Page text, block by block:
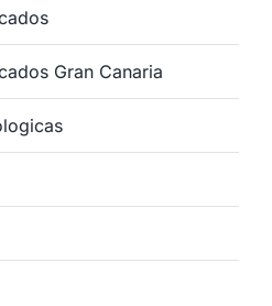
Gran Canaria